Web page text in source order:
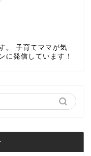
。 子育てママが気
に発信しています！